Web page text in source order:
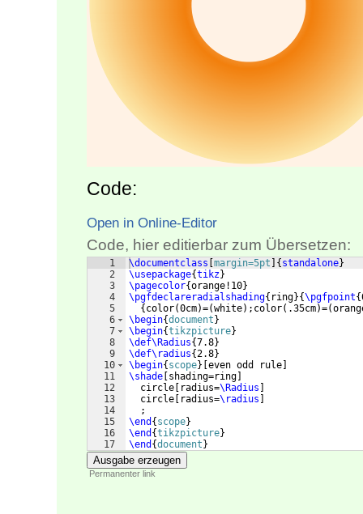
Code:
Open in Online-Editor
Code, hier editierbar zum Übersetzen:
1
2
3
4
5
6
7
8
9
10
11
12
13
14
15
16
17
\documentclass margin=5pt { standalone}
\usepackage{tikz}
\pagecolor{orange!10}
\pgfdeclareradialshading{ ring}{\pgfpoint{
{ color(0cm)=(white) ;color( .35cm)=(
\begin{document }
\begin{tikzpicture}
\def\Radius{7.8}
\def\radius{2.8}
\begin{ scope} even odd rule
\shade shading=ring
  circle
radius=\Radius
  circle
radius=\radius
  ;
\end { scope}
\end {tikzpicture}
\end {document }
Ausgabe erzeugen
Permanenter link